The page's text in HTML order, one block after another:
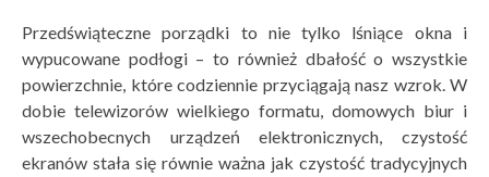
Przedświąteczne porządki to nie tylko lśniące okna i
wypucowane podłogi – to również dbałość o wszystkie
powierzchnie, które codziennie przyciągają nasz wzrok. W
dobie telewizorów wielkiego formatu, domowych biur i
wszechobecnych urządzeń elektronicznych, czystość
ekranów stała się równie ważna jak czystość tradycyjnych